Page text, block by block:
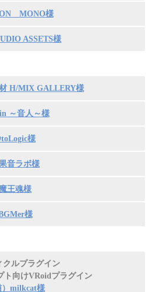
MONO様
ASSETS様
H/MIX GALLERY様
～音人～様
様
音ラボ様
魔王魂様
様
クルプラグイン
ト向けVRoidプラグイン
）milkcat様